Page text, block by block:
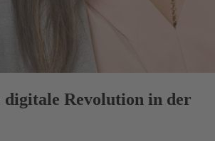
Revolution in der